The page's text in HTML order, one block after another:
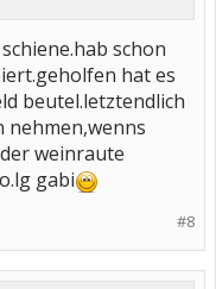
schon
hat es
beutel.letztendlich
nehmen,wenns
weinraute
gabi
#8